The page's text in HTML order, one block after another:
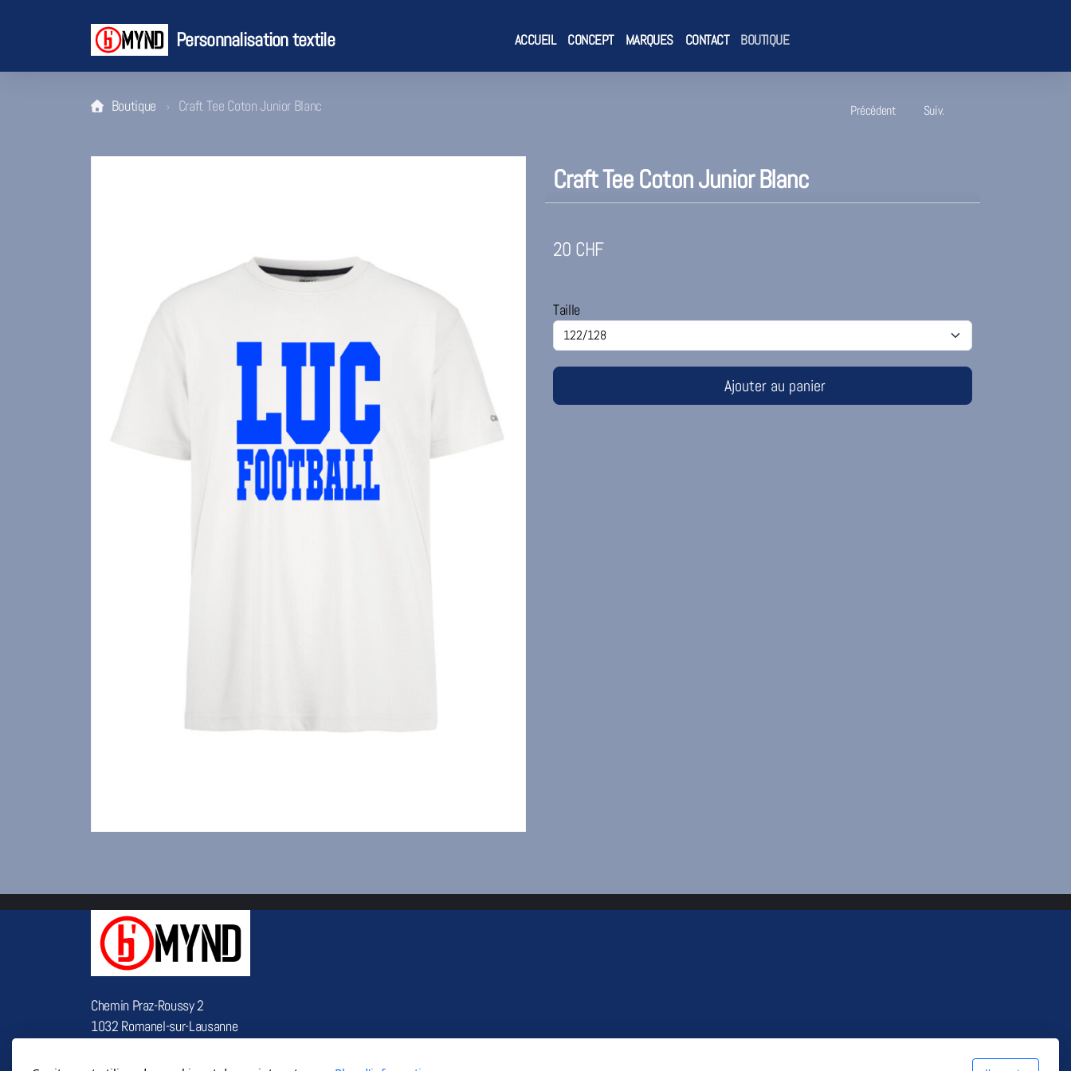
Personnalisation textile ACCUEIL CONCEPT MARQUES CONTACT BOUTIQUE
Précédent Suiv.
Boutique Craft Tee Coton Junior Blanc
Craft Tee Coton Junior Blanc
20 CHF
Taille
Ajouter au panier
Chemin Praz-Roussy 2
1032 Romanel-sur-Lausanne
contact@bmynd.ch